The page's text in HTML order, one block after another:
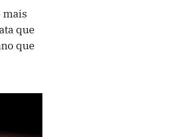
mais
que
que